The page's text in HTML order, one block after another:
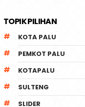
TOPIK PILIHAN
KOTA PALU
PEMKOT PALU
KOTAPALU
SULTENG
SLIDER